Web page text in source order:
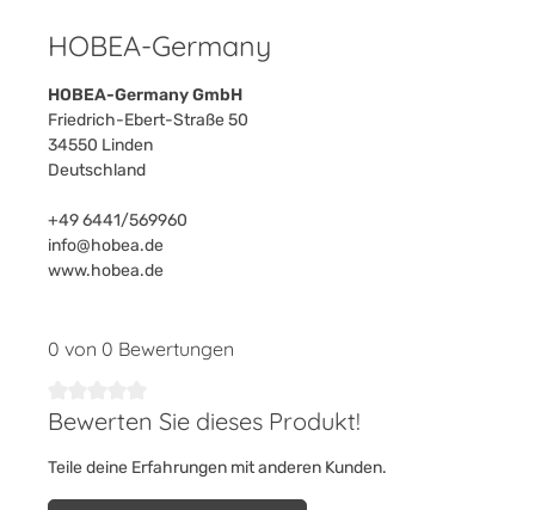
HOBEA-Germany
HOBEA-Germany GmbH
Friedrich-Ebert-Straße 50
34550 Linden
Deutschland
+49 6441/569960
info@hobea.de
www.hobea.de
0 von 0 Bewertungen
Durchschnittliche Bewertung von 0 von 5 Sternen
Bewerten Sie dieses Produkt!
Teile deine Erfahrungen mit anderen Kunden.